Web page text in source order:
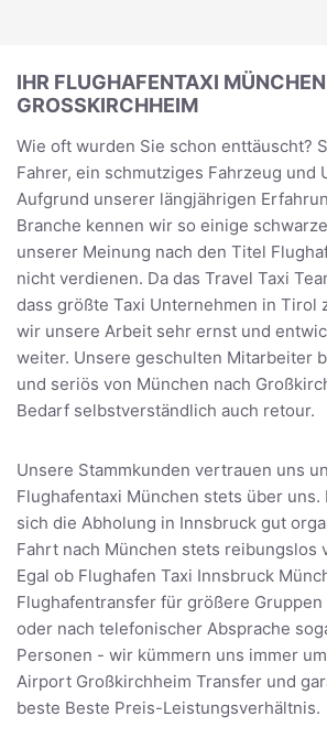
IHR FLUGHAFENTAXI MÜNCHEN
GROSSKIRCHHEIM
Wie oft wurden Sie schon enttäuscht?
Fahrer, ein schmutziges Fahrzeug und
Aufgrund unserer längjährigen
Branche kennen wir so einige
unserer Meinung nach den Titel
nicht verdienen. Da das Travel Taxi
dass größte Taxi Unternehmen in Tirol
wir unsere Arbeit sehr ernst und
weiter. Unsere geschulten Mitarbeiter
und seriös von München nach
Bedarf selbstverständlich auch retour.
Unsere Stammkunden vertrauen uns
Flughafentaxi München stets über uns.
sich die Abholung in Innsbruck gut
Fahrt nach München stets reibungslos
Egal ob Flughafen Taxi Innsbruck
Flughafentransfer für größere Gruppen
oder nach telefonischer Absprache
Personen - wir kümmern uns immer
Airport Großkirchheim Transfer und
beste Beste Preis-Leistungsverhältnis.